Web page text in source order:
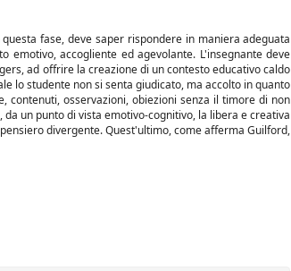
fase, deve saper rispondere in maniera adeguata
accogliente ed agevolante. L'insegnante deve
ad offrire la creazione di un contesto educativo caldo
lo studente non si senta giudicato, ma accolto in quanto
osservazioni, obiezioni senza il timore di non
un punto di vista emotivo-cognitivo, la libera e creativa
divergente. Quest'ultimo, come afferma Guilford,